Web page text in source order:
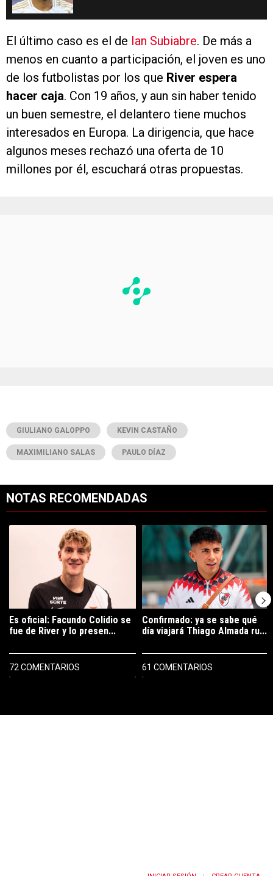
El último caso es el de Ian Subiabre. De más a
menos en cuanto a participación, el joven es uno
de los futbolistas por los que River espera
hacer caja. Con 19 años, y aun sin haber tenido
un buen semestre, el delantero tiene muchos
interesados en Europa. La dirigencia, que hace
algunos meses rechazó una oferta de 10
millones por él, escuchará otras propuestas.
GIULIANO GALOPPO KEVIN CASTAÑO
MAXIMILIANO SALAS PAULO DÍAZ
NOTAS RECOMENDADAS
Un artículo de tendencia con el título "Es oficial: Facundo Colidio
Es oficial: Facundo Colidio se
fue de River y lo presen...
72 COMENTARIOS
Un artículo de tendencia con el
Confirmado: ya se sabe qué
día viajará Thiago Almada ru...
61 COMENTARIOS